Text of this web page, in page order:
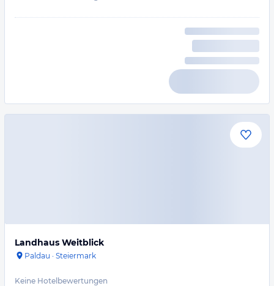
Landhaus Weitblick
Paldau · Steiermark
Keine Hotelbewertungen